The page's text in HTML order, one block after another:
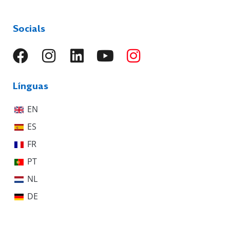
Socials
Línguas
EN
ES
FR
PT
NL
DE